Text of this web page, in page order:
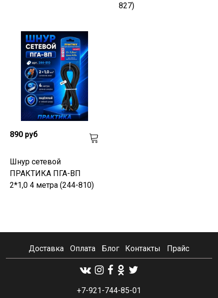
827)
890 руб
Шнур сетевой
ПРАКТИКА ПГА-ВП
2*1,0 4 метра (244-810)
Доставка Оплата Блог Контакты Прайс
+7-921-744-85-01